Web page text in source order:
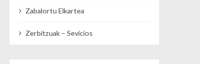
Zabalortu Elkartea
Zerbitzuak – Sevicios